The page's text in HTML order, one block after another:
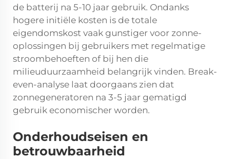
de batterij na 5-10 jaar gebruik. Ondanks
hogere initiële kosten is de totale
eigendomskost vaak gunstiger voor zonne-
oplossingen bij gebruikers met regelmatige
stroombehoeften of bij hen die
milieuduurzaamheid belangrijk vinden. Break-
even-analyse laat doorgaans zien dat
zonnegeneratoren na 3-5 jaar gematigd
gebruik economischer worden.
Onderhoudseisen en
betrouwbaarheid